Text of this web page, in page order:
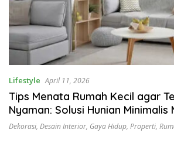
Lifestyle April 11, 2026
Tips Menata Rumah Kecil agar
Nyaman: Solusi Hunian Minimalis
Dekorasi, Desain Interior, Gaya Hidup, Properti,